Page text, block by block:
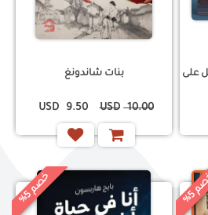
على
بنات شاندونغ
10.00
USD
9.50
USD
ص
م
5 خ
ص
م
5
%